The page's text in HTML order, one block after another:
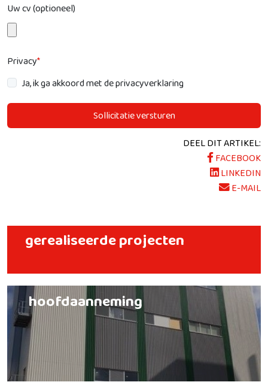
Uw cv (optioneel)
Privacy*
Ja, ik ga akkoord met de privacyverklaring
Sollicitatie versturen
DEEL DIT ARTIKEL:
FACEBOOK
LINKEDIN
E-MAIL
gerealiseerde projecten
hoofdaanneming